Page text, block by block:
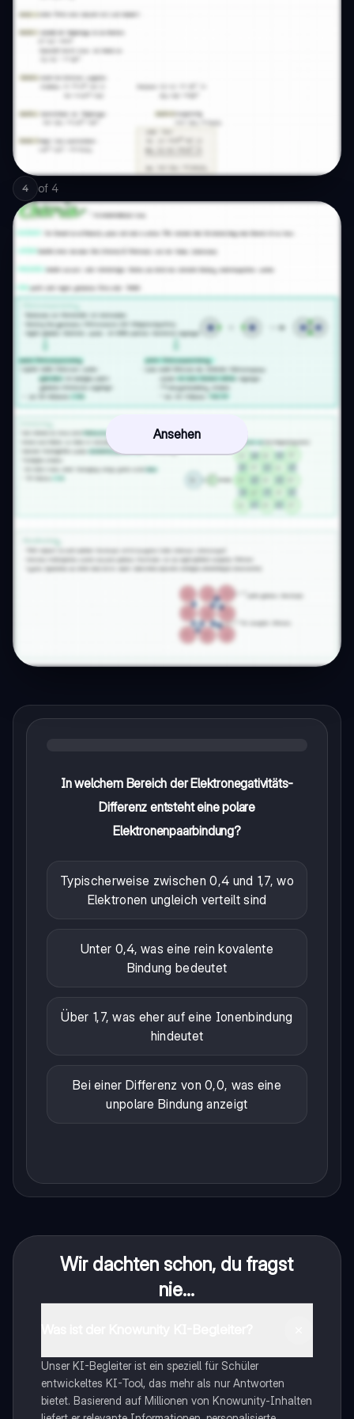
4 of 4
Ansehen
In welchem Bereich der Elektronegativitäts-
Differenz entsteht eine polare
Elektronenpaarbindung?
Typischerweise zwischen 0,4 und 1,7, wo
Elektronen ungleich verteilt sind
Unter 0,4, was eine rein kovalente
Bindung bedeutet
Über 1,7, was eher auf eine Ionenbindung
hindeutet
Bei einer Differenz von 0,0, was eine
unpolare Bindung anzeigt
Wir dachten schon, du fragst
nie...
Unser KI-Begleiter ist ein speziell für Schüler
entwickeltes KI-Tool, das mehr als nur Antworten
bietet. Basierend auf Millionen von Knowunity-Inhalten